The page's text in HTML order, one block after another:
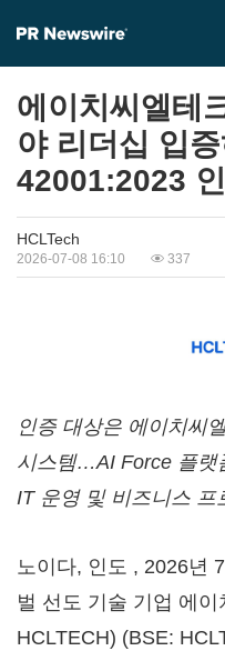
에이치씨엘테
야 리더십 입
42001:2023
HCLTech
2026-07-08 16:10 337
인증 대상은 에이치씨
시스템…AI Force 플랫
IT 운영 및 비즈니스 프
노이다, 인도 , 2026년
벌 선도 기술 기업 에
HCLTECH) (BSE: